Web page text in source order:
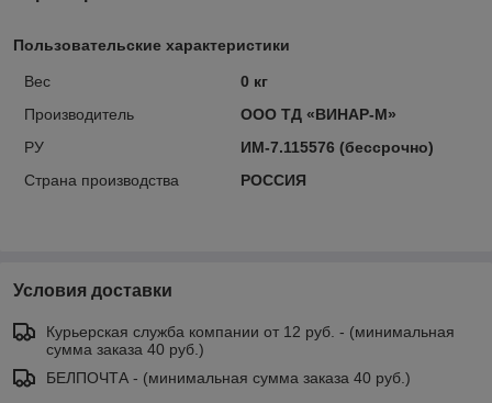
Пользовательские характеристики
Вес
0 кг
Производитель
ООО ТД «ВИНАР-М»
РУ
ИМ-7.115576 (бессрочно)
Страна производства
РОССИЯ
Условия доставки
Курьерская служба компании от 12 руб. - (минимальная
сумма заказа 40 руб.)
БЕЛПОЧТА - (минимальная сумма заказа 40 руб.)